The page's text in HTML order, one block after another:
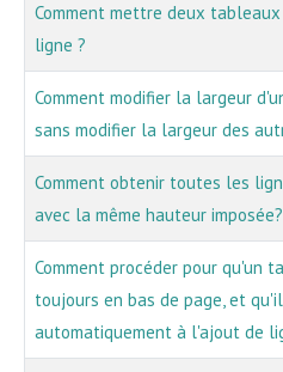
Comment mettre deux tableaux
ligne ?
Comment modifier la largeur
sans modifier la largeur des
Comment obtenir toutes les
avec la même hauteur imposée?
Comment procéder pour qu'un
toujours en bas de page, et
automatiquement à l'ajout de